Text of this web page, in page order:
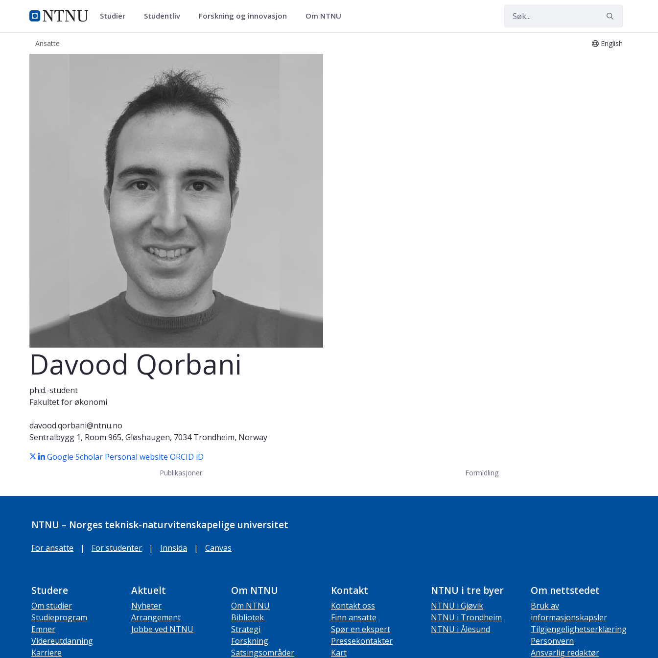
NTNU Hjemmeside
ntnu.no Studier Studentliv Forskning og innovasjon Om NTNU
Ansatte English
Davood Qorbani
ph.d.-student
Fakultet for økonomi
davood.qorbani@ntnu.no
Sentralbygg 1, Room 965, Gløshaugen, 7034 Trondheim, Norway
Google Scholar Personal website ORCID iD
Publikasjoner Formidling
NTNU – Norges teknisk-naturvitenskapelige universitet
For ansatte | For studenter | Innsida | Canvas
Studere
Om studier
Studieprogram
Emner
Videreutdanning
Karriere
Aktuelt
Nyheter
Arrangement
Jobbe ved NTNU
Om NTNU
Om NTNU
Bibliotek
Strategi
Forskning
Satsingsområder
Kontakt
Kontakt oss
Finn ansatte
Spør en ekspert
Pressekontakter
Kart
NTNU i tre byer
NTNU i Gjøvik
NTNU i Trondheim
NTNU i Ålesund
Om nettstedet
Bruk av
informasjonskapsler
Tilgjengelighetserklæring
Personvern
Ansvarlig redaktør